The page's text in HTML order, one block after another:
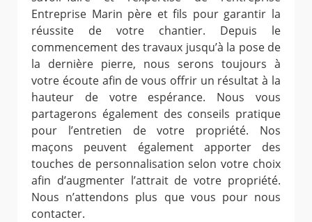
Entreprise Marin père et fils pour garantir la
réussite de votre chantier. Depuis le
commencement des travaux jusqu’à la pose de
la dernière pierre, nous serons toujours à
votre écoute afin de vous offrir un résultat à la
hauteur de votre espérance. Nous vous
partagerons également des conseils pratique
pour l’entretien de votre propriété. Nos
maçons peuvent également apporter des
touches de personnalisation selon votre choix
afin d’augmenter l’attrait de votre propriété.
Nous n’attendons plus que vous pour nous
contacter.